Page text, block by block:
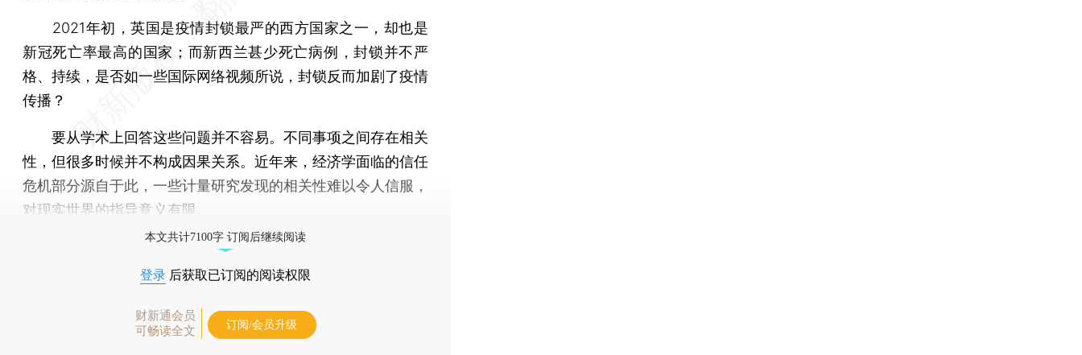
2021年初，英国是疫情封锁最严的西方国家之一，却也是
新冠死亡率最高的国家；而新西兰甚少死亡病例，封锁并不严
格、持续，是否如一些国际网络视频所说，封锁反而加剧了疫情
传播？
要从学术上回答这些问题并不容易。不同事项之间存在相关
性，但很多时候并不构成因果关系。近年来，经济学面临的信任
危机部分源自于此，一些计量研究发现的相关性难以令人信服，
对现实世界的指导意义有限。
本文共计7100字 订阅后继续阅读
登录 后获取已订阅的阅读权限
财新通会员
可畅读全文
订阅/会员升级